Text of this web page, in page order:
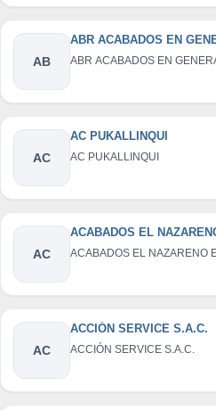
AB
ABR ACABADOS EN
ABR ACABADOS EN
AC
AC PUKALLINQUI
AC PUKALLINQUI
AC
ACABADOS EL
ACABADOS EL NAZARENO
AC
ACCIÓN SERVICE S.A.C.
ACCIÓN SERVICE S.A.C.